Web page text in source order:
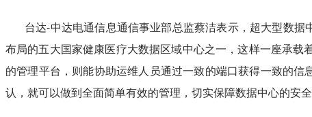
台达-中达电通信息通信事业部总监蔡洁表示，超大型数
布局的五大国家健康医疗大数据区域中心之一，这样一座承
的管理平台，则能协助运维人员通过一致的端口获得一致的
认，就可以做到全面简单有效的管理，切实保障数据中心的安